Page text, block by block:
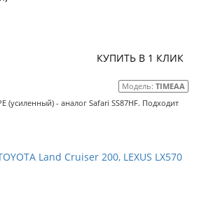
КУПИТЬ В 1 КЛИК
Модель: TIMEAA
(усиленный) - аналог Safari SS87HF. Подходит